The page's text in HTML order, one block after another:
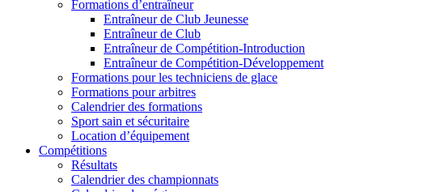
Formations d’entraîneur
Entraîneur de Club Jeunesse
Entraîneur de Club
Entraîneur de Compétition-Introduction
Entraîneur de Compétition-Développement
Formations pour les techniciens de glace
Formations pour arbitres
Calendrier des formations
Sport sain et sécuritaire
Location d’équipement
Compétitions
Résultats
Calendrier des championnats